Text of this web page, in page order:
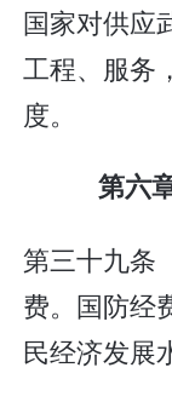
国家对供应
工程、服务
度。
第六
第三十九条
费。国防经
民经济发展